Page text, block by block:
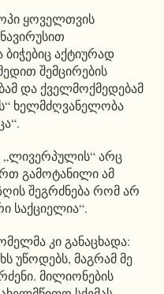
ყოველთვის
აქტიურად
შემცირების
და ქველმოქმედებამ
ხელმძღვანელობა
არც
გამოტანილი ამ
შეგრძნება რომ არ
საქციელია“.
კი განაცხადა:
უწოდებს, მაგრამ მე
მილიონების